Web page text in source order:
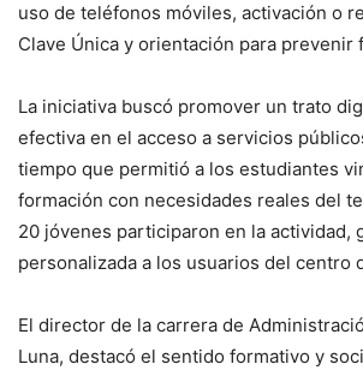
uso de teléfonos móviles, activación o
Clave Única y orientación para prevenir
La iniciativa buscó promover un trato
efectiva en el acceso a servicios
tiempo que permitió a los estudiantes
formación con necesidades reales del
20 jóvenes participaron en la actividad,
personalizada a los usuarios del centro
El director de la carrera de
Luna, destacó el sentido formativo y